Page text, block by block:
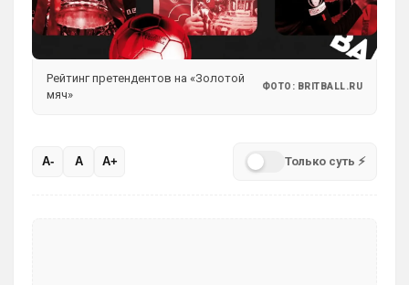
Рейтинг претендентов на «Золотой
мяч»
ФОТО: BRITBALL.RU
A- A A+ Только суть ⚡
Ну шо, теперь понял, почему никакого титула
в этом сезоне и близко не будет? Хвалёные
Эстевао, Кенды и прочие Мудрики ни
Они играть не будут , это ротация …я бы
перестройка, плюс еще будут покупки.
Хотя конечно это звоночек , сколько